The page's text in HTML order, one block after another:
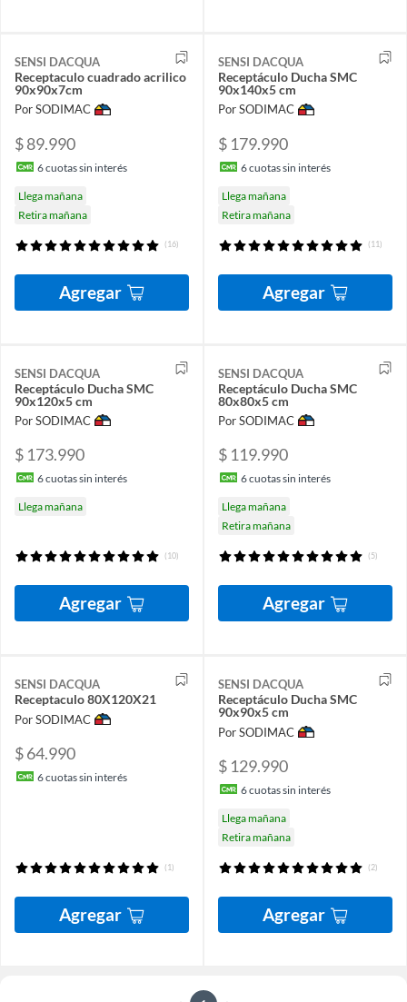
SENSI DACQUA
Receptaculo cuadrado acrilico
90x90x7cm
Por SODIMAC
$ 89.990
6cuotas sin interés
Llega mañana
Retira mañana
(16)
Agregar
SENSI DACQUA
Receptáculo Ducha SMC
90x140x5 cm
Por SODIMAC
$ 179.990
6cuotas sin interés
Llega mañana
Retira mañana
(11)
Agregar
SENSI DACQUA
Receptáculo Ducha SMC
90x120x5 cm
Por SODIMAC
$ 173.990
6cuotas sin interés
Llega mañana
(10)
Agregar
SENSI DACQUA
Receptáculo Ducha SMC
80x80x5 cm
Por SODIMAC
$ 119.990
6cuotas sin interés
Llega mañana
Retira mañana
(5)
Agregar
SENSI DACQUA
Receptaculo 80X120X21
Por SODIMAC
$ 64.990
6cuotas sin interés
(1)
Agregar
SENSI DACQUA
Receptáculo Ducha SMC
90x90x5 cm
Por SODIMAC
$ 129.990
6cuotas sin interés
Llega mañana
Retira mañana
(2)
Agregar